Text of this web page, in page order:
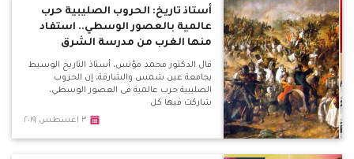
أستاذ تاريخ: الحروب الصليبية حرب
عالمية بالعصور الوسطي.. استفاد
منها الغرب من مدرسة الشرق
قال الدكتور محمد مؤنس، أستاذ التاريخ الوسيط
بجامعة عين شمس والشارقة، إن الحروب
الصليبية حرب عالمية فى العصور الوسطي،
شاركت فيها كل
٣ اغسطس ٢٠١٩